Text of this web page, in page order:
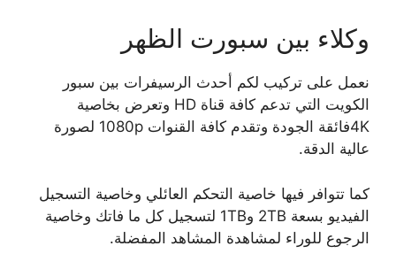
وكلاء بين سبورت الظهر
نعمل على تركيب لكم أحدث الرسيفرات بين سبور
الكويت التي تدعم كافة قناة HD وتعرض بخاصية
4Kفائقة الجودة وتقدم كافة القنوات 1080p لصورة
عالية الدقة.
كما تتوافر فيها خاصية التحكم العائلي وخاصية التسجيل
الفيديو بسعة 2TB و1TB لتسجيل كل ما فاتك وخاصية
الرجوع للوراء لمشاهدة المشاهد المفضلة.